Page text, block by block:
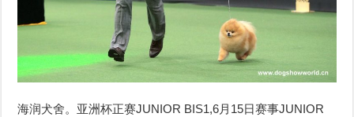
海润犬舍。亚洲杯正赛JUNIOR BIS1,6月15日赛事JUNIOR